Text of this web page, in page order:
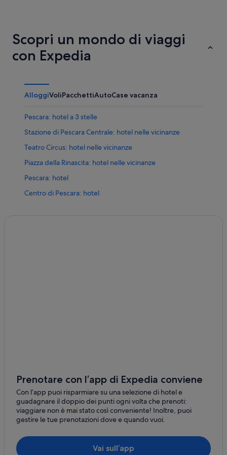
Scopri un mondo di viaggi
con Expedia
AlloggiVoliPacchettiAutoCase vacanza
Pescara: hotel a 3 stelle
Stazione di Pescara Centrale: hotel nelle vicinanze
Teatro Circus: hotel nelle vicinanze
Piazza della Rinascita: hotel nelle vicinanze
Pescara: hotel
Centro di Pescara: hotel
Pescara: Hotel per chi ama l'avventura
Pescara: Hotel per golfisti
Pescara: Hotel con palestra
Pescara: Resort e hotel con spa
Pescara: Hotel romantici
Pescara: Hotel con piscina
Prenotare con l’app di Expedia conviene
Con l’app puoi risparmiare su una selezione di hotel e
guadagnare il doppio dei punti ogni volta che prenoti:
viaggiare non è mai stato così conveniente! Inoltre, puoi
gestire le tue prenotazioni dove e quando vuoi.
Vai sull’app